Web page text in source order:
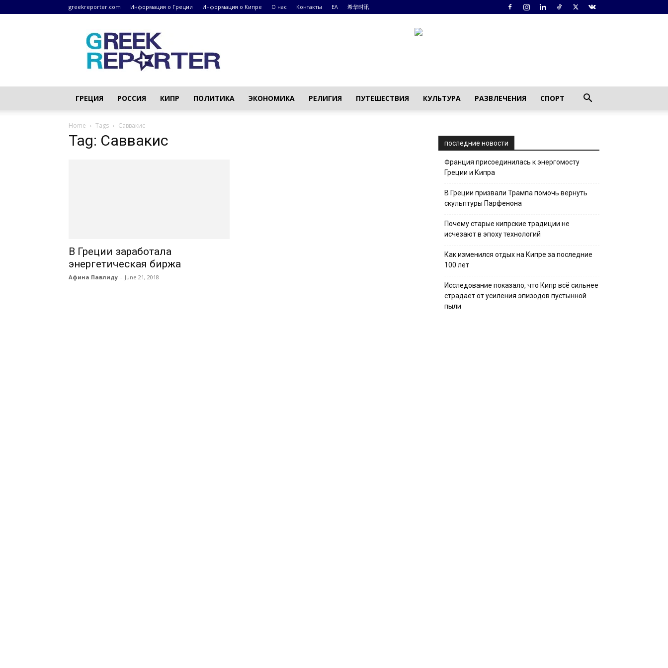
greekreporter.com Информация о Греции Информация о Кипре О нас Контакты ΕΛ 希华时讯
Греческие
новости
–
greekreporter.com
ГРЕЦИЯ РОССИЯ КИПР ПОЛИТИКА ЭКОНОМИКА РЕЛИГИЯ ПУТЕШЕСТВИЯ КУЛЬТУРА РАЗВЛЕЧЕНИЯ СПОРТ
Home Tags Саввакис
Tag: Саввакис
В Греции заработала
энергетическая биржа
Афина Павлиду - June 21, 2018
последние новости
Франция присоединилась к энергомосту
Греции и Кипра
В Греции призвали Трампа помочь вернуть
скульптуры Парфенона
Почему старые кипрские традиции не
исчезают в эпоху технологий
Как изменился отдых на Кипре за последние
100 лет
Исследование показало, что Кипр всё сильнее
страдает от усиления эпизодов пустынной
пыли